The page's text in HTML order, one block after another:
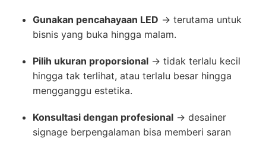
Gunakan pencahayaan LED → terutama untuk
bisnis yang buka hingga malam.
Pilih ukuran proporsional → tidak terlalu kecil
hingga tak terlihat, atau terlalu besar hingga
mengganggu estetika.
Konsultasi dengan profesional → desainer
signage berpengalaman bisa memberi saran